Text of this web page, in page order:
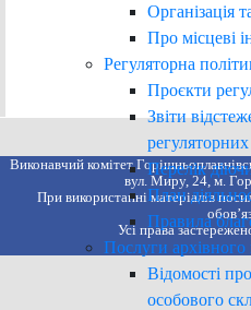
Організація
Про місцеві
Регуляторна
Проєкти
Звіти
регуляторних
Перелік
План
Правила
Послуги архівного
Відомості
особового
Виконавчий комітет
вул. Миру, 24, м.
При використанні матеріалів
Усі права